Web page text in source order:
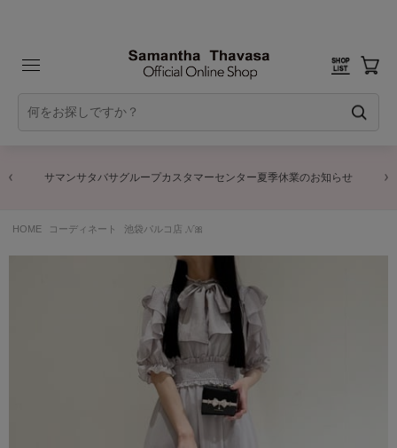
サマンサタバサグループカスタマーセンター夏季休業のお知らせ
HOME コーディネート 池袋パルコ店 𝓝🎀